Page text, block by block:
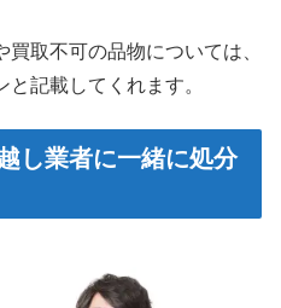
取不可の品物については、
記載してくれます。
し業者に一緒に処分